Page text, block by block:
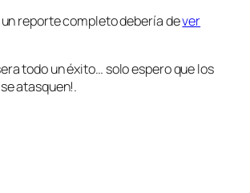
reporte completo debería dever
todo un éxito… solo espero que los
atasquen!.